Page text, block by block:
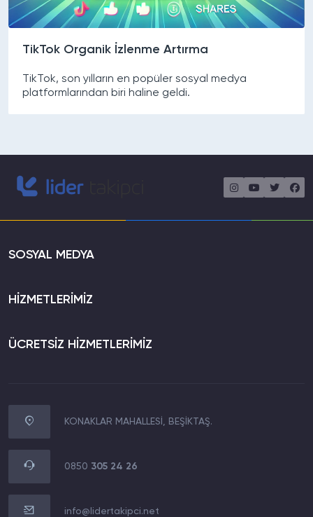
TikTok Organik İzlenme Artırma
TikTok, son yılların en popüler sosyal medya
platformlarından biri haline geldi.
SOSYAL MEDYA
HİZMETLERİMİZ
ÜCRETSİZ HİZMETLERİMİZ
KONAKLAR MAHALLESİ, BEŞİKTAŞ.
0850 305 24 26
info@lidertakipci.net
WhatsApp İletişim
Müşteri Destek Hattı